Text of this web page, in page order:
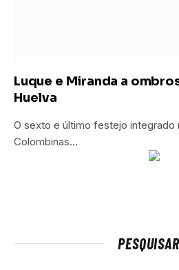
Luque e Miranda a
Huelva
O sexto e último festejo integrado
Colombinas…